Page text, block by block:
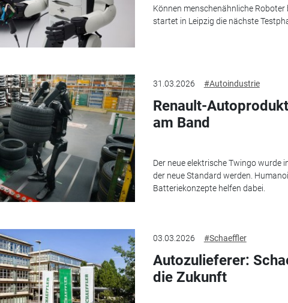
Können menschenähnliche
startet in Leipzig die nächste
31.03.2026 #Autoindustrie
Renault-
am Band
Der neue elektrische Twingo wurde
der neue Standard werden.
Batteriekonzepte helfen dabei.
03.03.2026 #Schaeffler
Autozulieferer:
die Zukunft